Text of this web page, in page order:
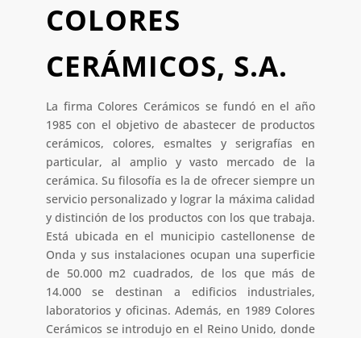
COLORES
CERÁMICOS, S.A.
La firma Colores Cerámicos se fundó en el año
1985 con el objetivo de abastecer de productos
cerámicos, colores, esmaltes y serigrafías en
particular, al amplio y vasto mercado de la
cerámica. Su filosofía es la de ofrecer siempre un
servicio personalizado y lograr la máxima calidad
y distinción de los productos con los que trabaja.
Está ubicada en el municipio castellonense de
Onda y sus instalaciones ocupan una superficie
de 50.000 m2 cuadrados, de los que más de
14.000 se destinan a edificios industriales,
laboratorios y oficinas. Además, en 1989 Colores
Cerámicos se introdujo en el Reino Unido, donde